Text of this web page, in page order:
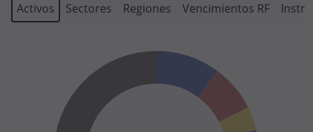
Activos Sectores Regiones Vencimientos RF